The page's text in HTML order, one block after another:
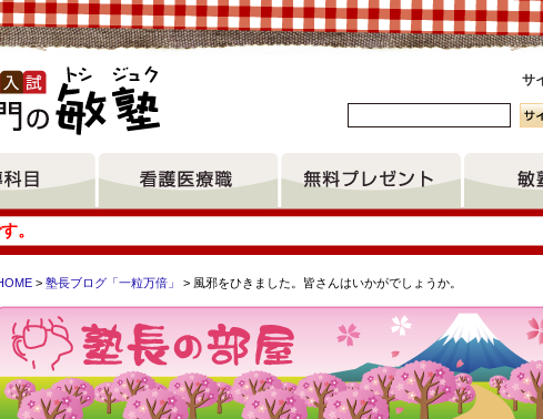
サ
。
保健学専攻博士課程 愛知県立総合看護専門学校 呉医療センター附
> 塾長ブログ「一粒万倍」 > 風邪をひきました。皆さんはいかがでしょうか。